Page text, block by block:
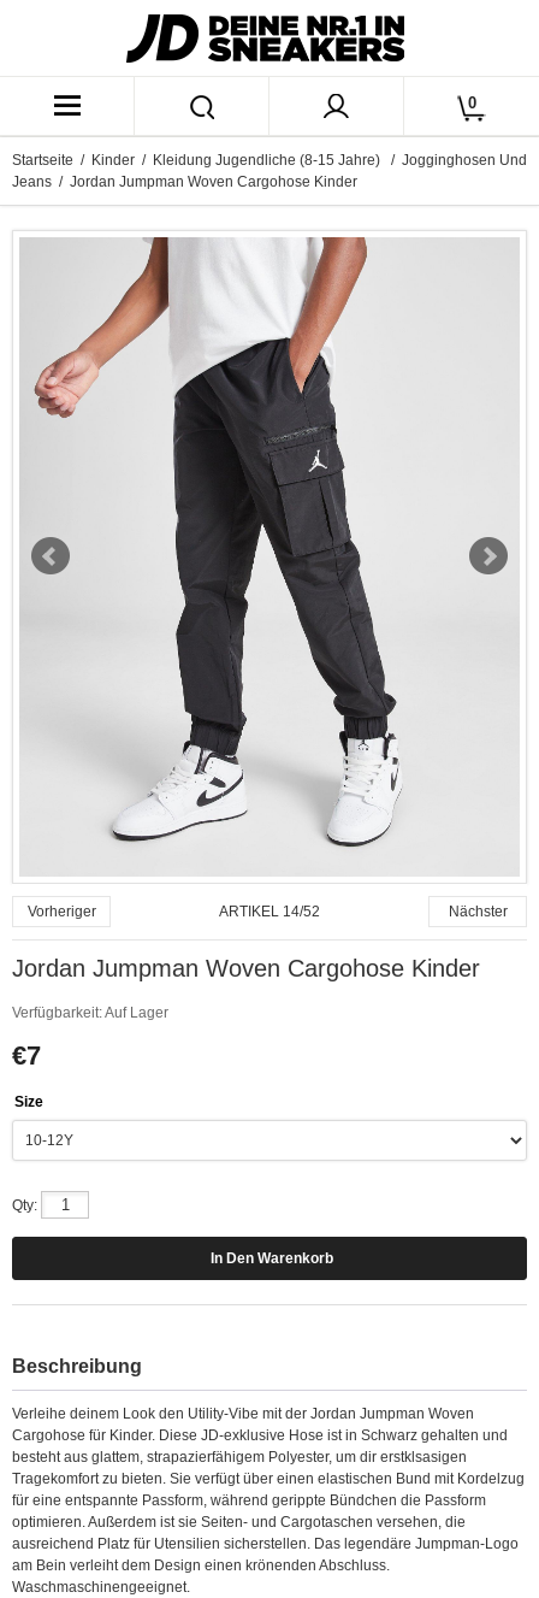
0
Startseite / Kinder / Kleidung Jugendliche (8-15 Jahre) / Jogginghosen Und
Jeans / Jordan Jumpman Woven Cargohose Kinder
Vorheriger ARTIKEL 14/52 Nächster
Jordan Jumpman Woven Cargohose Kinder
Verfügbarkeit:Auf Lager
€7
Size
Qty:
Beschreibung
Verleihe deinem Look den Utility-Vibe mit der Jordan Jumpman Woven
Cargohose für Kinder. Diese JD-exklusive Hose ist in Schwarz gehalten und
besteht aus glattem, strapazierfähigem Polyester, um dir erstklsasigen
Tragekomfort zu bieten. Sie verfügt über einen elastischen Bund mit Kordelzug
für eine entspannte Passform, während gerippte Bündchen die Passform
optimieren. Außerdem ist sie Seiten- und Cargotaschen versehen, die
ausreichend Platz für Utensilien sicherstellen. Das legendäre Jumpman-Logo
am Bein verleiht dem Design einen krönenden Abschluss.
Waschmaschinengeeignet.